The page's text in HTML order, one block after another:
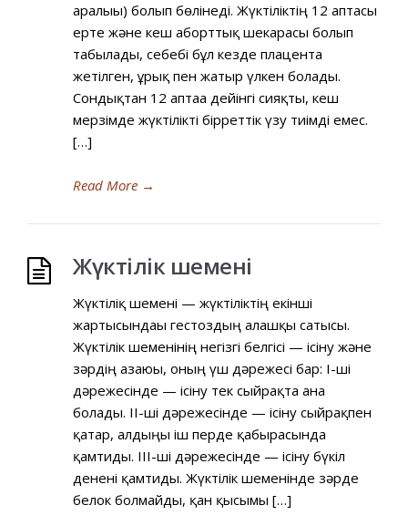
аралығы) болып бөлінеді. Жүктіліктің 12 аптасы
ерте және кеш аборттық шекарасы болып
табылады, себебі бұл кезде плацента
жетілген, ұрық пен жатыр үлкен болады.
Сондықтан 12 аптаға дейінгі сияқты, кеш
мерзімде жүктілікті бірреттік үзу тиімді емес.
[…]
Read More →
Жүктілік шемені
Жүктіліқ шемені — жүктіліктің екінші
жартысындағы гестоздың алғашқы сатысы.
Жүктілік шеменінің негізгі белгісі — ісіну және
зәрдің азаюы, оның үш дәрежесі бар: І-ші
дәрежесінде — ісіну тек сыйрақта ғана
болады. II-ші дәрежесінде — ісіну сыйрақпен
қатар, алдыңғы іш перде қабырғасында
қамтиды. III-ші дәрежесінде — ісіну бүкіл
денені қамтиды. Жүктілік шеменінде зәрде
белок болмайды, қан қысымы […]